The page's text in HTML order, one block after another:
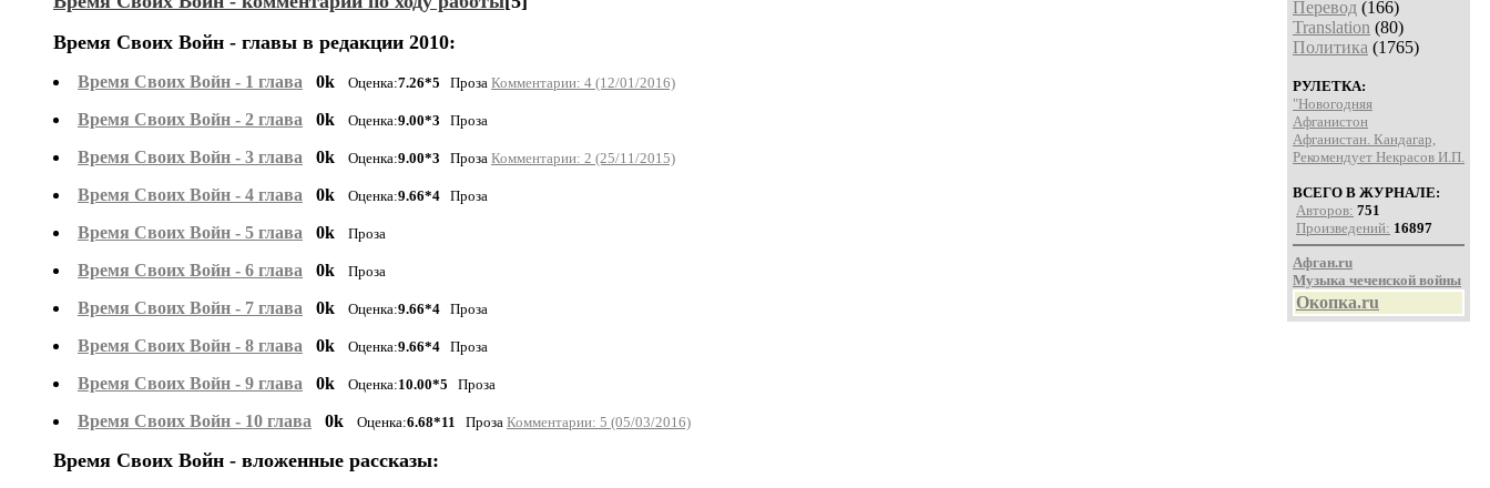
Перевод (166)
Translation (80)
Политика (1765)
РУЛЕТКА:
"Новогодняя
Афганистон
Афганистан. Кандагар,
Рекомендует Некрасов И.П.
ВСЕГО В ЖУРНАЛЕ:
Авторов: 751
Произведений: 16897
Афган.ru
Музыка чеченской войны
Окопка.ru
Время Своих Войн - главы в редакции 2010:
Время Своих Войн - 1 глава 0k Оценка:7.26*5 Проза Комментарии: 4 (12/01/2016)
Время Своих Войн - 2 глава 0k Оценка:9.00*3 Проза
Время Своих Войн - 3 глава 0k Оценка:9.00*3 Проза Комментарии: 2 (25/11/2015)
Время Своих Войн - 4 глава 0k Оценка:9.66*4 Проза
Время Своих Войн - 5 глава 0k Проза
Время Своих Войн - 6 глава 0k Проза
Время Своих Войн - 7 глава 0k Оценка:9.66*4 Проза
Время Своих Войн - 8 глава 0k Оценка:9.66*4 Проза
Время Своих Войн - 9 глава 0k Оценка:10.00*5 Проза
Время Своих Войн - 10 глава 0k Оценка:6.68*11 Проза Комментарии: 5 (05/03/2016)
Время Своих Войн - вложенные рассказы: